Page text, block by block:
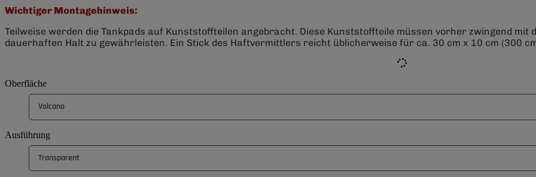
Wichtiger Montagehinweis:
Teilweise werden die Tankpads auf Kunststoffteilen angebracht. Diese Kunststoffteile müssen vorher zwingend
dauerhaften Halt zu gewährleisten. Ein Stick des Haftvermittlers reicht üblicherweise für ca. 30 cm x 10 cm (300
Oberfläche
Volcano
Ausführung
Transparent